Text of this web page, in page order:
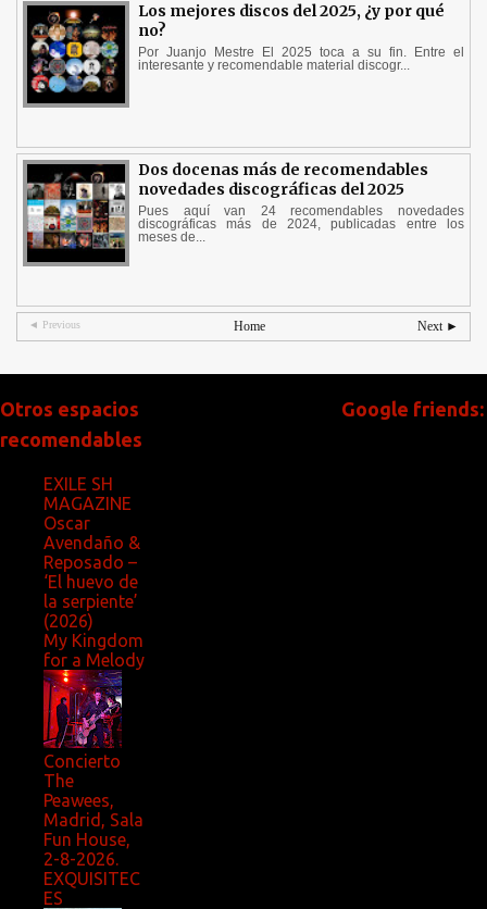
Los mejores discos del 2025, ¿y por qué
no?
Por Juanjo Mestre El 2025 toca a su fin. Entre el
interesante y recomendable material discogr...
Dos docenas más de recomendables
novedades discográficas del 2025
Pues aquí van 24 recomendables novedades
discográficas más de 2024, publicadas entre los
meses de...
◄ Previous Next ►
Home
Otros espacios
recomendables
EXILE SH
MAGAZINE
Oscar
Avendaño &
Reposado –
‘El huevo de
la serpiente’
(2026)
My Kingdom
for a Melody
Concierto
The
Peawees,
Madrid, Sala
Fun House,
2-8-2026.
EXQUISITEC
ES
Google friends: